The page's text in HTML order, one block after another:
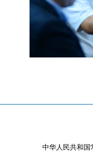
中华人民共和国